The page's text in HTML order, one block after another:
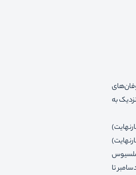
به
حداقل دما در ماه فوریه −8.5 درجه سلسیوس (16.7 درجه فارنهایت)
شمالی 2010 رخ داد که دما به 37.1 درجه سلسیوس (98.8 درجه فارنهایت)
1883 ثبت شد. میانگین دمای سالانهٔ سنت پترزبورگ 5.8 درجه سلسیوس
تا